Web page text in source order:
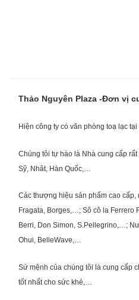
Thảo Nguyên Plaza -Đơn vị
Hiện công ty có văn phòng toạ lạc
Chúng tôi tự hào là Nhà cung cấp
Sỹ, Nhât, Hàn Quốc,…
Các thượng hiệu sản phẩm cao
Fragata, Borges,…; Sô cô la Ferrero
Berri, Don Simon, S.Pellegrino,…;
Ohui, BelleWave,…
Sứ mệnh của chúng tôi là cung cấp
tốt nhất cho sức khẻ,…